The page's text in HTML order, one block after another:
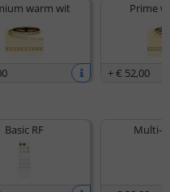
warm wit Prime
+€ 52,00
Basic RF Multi-